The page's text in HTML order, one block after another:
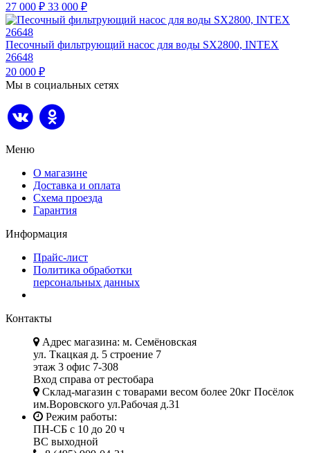
27 000 ₽ 33 000 ₽
Песочный фильтрующий насос для воды SX2800, INTEX
26648
20 000 ₽
Мы в социальных сетях
Меню
О магазине
Доставка и оплата
Схема проезда
Гарантия
Информация
Прайс-лист
Политика обработки
персональных данных
Контакты
Адрес магазина: м. Семёновская
ул. Ткацкая д. 5 строение 7
этаж 3 офис 7-308
Вход справа от рестобара
Склад-магазин с товарами весом более 20кг Посёлок
им.Воровского ул.Рабочая д.31
Режим работы:
ПН-СБ с 10 до 20 ч
ВС выходной